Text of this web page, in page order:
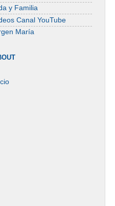
y Familia
Canal YouTube
María